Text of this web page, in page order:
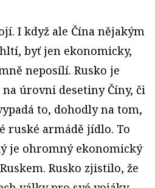
I když ale Čína nějakým
byť jen ekonomicky,
neposílí. Rusko je
úrovni desetiny Číny, či
to, dohodly na tom,
ruské armádě jídlo. To
je ohromný ekonomický
Rusko zjistilo, že